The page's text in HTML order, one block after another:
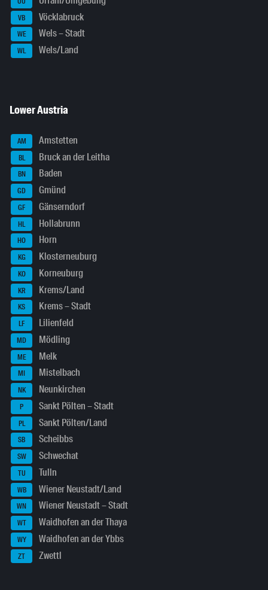
VB Vöcklabruck
WE Wels – Stadt
WL Wels/Land
Lower Austria
AM Amstetten
BL Bruck an der Leitha
BN Baden
GD Gmünd
GF Gänserndorf
HL Hollabrunn
HO Horn
KG Klosterneuburg
KO Korneuburg
KR Krems/Land
KS Krems – Stadt
LF Lilienfeld
MD Mödling
ME Melk
MI Mistelbach
NK Neunkirchen
P Sankt Pölten – Stadt
PL Sankt Pölten/Land
SB Scheibbs
SW Schwechat
TU Tulln
WB Wiener Neustadt/Land
WN Wiener Neustadt – Stadt
WT Waidhofen an der Thaya
WY Waidhofen an der Ybbs
ZT Zwettl